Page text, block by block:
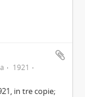
1921
in tre copie;